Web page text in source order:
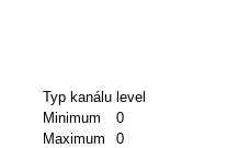
Typ kanálu level
Minimum
0
Maximum
0